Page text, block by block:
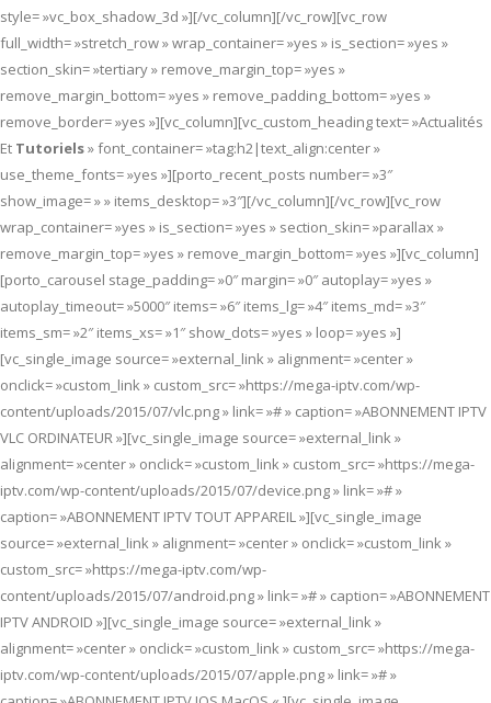
style= »vc_box_shadow_3d »][/vc_column][/vc_row][vc_row
full_width= »stretch_row » wrap_container= »yes » is_section= »yes »
section_skin= »tertiary » remove_margin_top= »yes »
remove_margin_bottom= »yes » remove_padding_bottom= »yes »
remove_border= »yes »][vc_column][vc_custom_heading text= »Actualités
Et Tutoriels» font_container= »tag:h2|text_align:center »
use_theme_fonts= »yes »][porto_recent_posts number= »3″
show_image= » » items_desktop= »3″][/vc_column][/vc_row][vc_row
wrap_container= »yes » is_section= »yes » section_skin= »parallax »
remove_margin_top= »yes » remove_margin_bottom= »yes »][vc_column]
[porto_carousel stage_padding= »0″ margin= »0″ autoplay= »yes »
autoplay_timeout= »5000″ items= »6″ items_lg= »4″ items_md= »3″
items_sm= »2″ items_xs= »1″ show_dots= »yes » loop= »yes »]
[vc_single_image source= »external_link » alignment= »center »
onclick= »custom_link » custom_src= »https://mega-iptv.com/wp-
content/uploads/2015/07/vlc.png » link= »# » caption= »ABONNEMENT IPTV
VLC ORDINATEUR »][vc_single_image source= »external_link »
alignment= »center » onclick= »custom_link » custom_src= »https://mega-
iptv.com/wp-content/uploads/2015/07/device.png » link= »# »
caption= »ABONNEMENT IPTV TOUT APPAREIL »][vc_single_image
source= »external_link » alignment= »center » onclick= »custom_link »
custom_src= »https://mega-iptv.com/wp-
content/uploads/2015/07/android.png » link= »# » caption= »ABONNEMENT
IPTV ANDROID »][vc_single_image source= »external_link »
alignment= »center » onclick= »custom_link » custom_src= »https://mega-
iptv.com/wp-content/uploads/2015/07/apple.png » link= »# »